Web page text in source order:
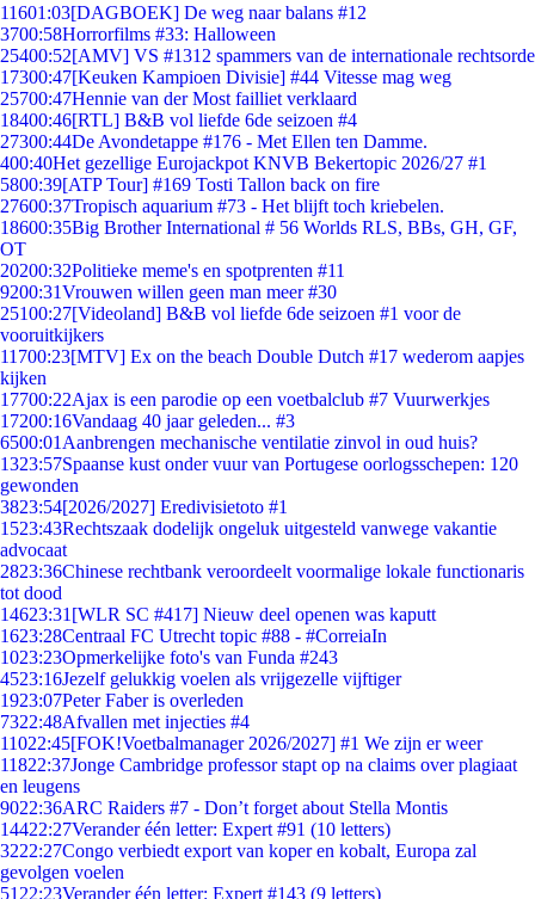
11601:03[DAGBOEK] De weg naar balans #12
3700:58Horrorfilms #33: Halloween
25400:52[AMV] VS #1312 spammers van de internationale rechtsorde
17300:47[Keuken Kampioen Divisie] #44 Vitesse mag weg
25700:47Hennie van der Most failliet verklaard
18400:46[RTL] B&B vol liefde 6de seizoen #4
27300:44De Avondetappe #176 - Met Ellen ten Damme.
400:40Het gezellige Eurojackpot KNVB Bekertopic 2026/27 #1
5800:39[ATP Tour] #169 Tosti Tallon back on fire
27600:37Tropisch aquarium #73 - Het blijft toch kriebelen.
18600:35Big Brother International # 56 Worlds RLS, BBs, GH, GF,
OT
20200:32Politieke meme's en spotprenten #11
9200:31Vrouwen willen geen man meer #30
25100:27[Videoland] B&B vol liefde 6de seizoen #1 voor de
vooruitkijkers
11700:23[MTV] Ex on the beach Double Dutch #17 wederom aapjes
kijken
17700:22Ajax is een parodie op een voetbalclub #7 Vuurwerkjes
17200:16Vandaag 40 jaar geleden... #3
6500:01 Aanbrengen mechanische ventilatie zinvol in oud huis?
1323:57Spaanse kust onder vuur van Portugese oorlogsschepen: 120
gewonden
3823:54[2026/2027] Eredivisietoto #1
1523:43Rechtszaak dodelijk ongeluk uitgesteld vanwege vakantie
advocaat
2823:36Chinese rechtbank veroordeelt voormalige lokale functionaris
tot dood
14623:31 [WLR SC #417] Nieuw deel openen was kaputt
1623:28Centraal FC Utrecht topic #88 - #CorreiaIn
1023:23Opmerkelijke foto's van Funda #243
4523:16Jezelf gelukkig voelen als vrijgezelle vijftiger
1923:07Peter Faber is overleden
7322:48Afvallen met injecties #4
11022:45[FOK!Voetbalmanager 2026/2027] #1 We zijn er weer
11822:37Jonge Cambridge professor stapt op na claims over plagiaat
en leugens
9022:36ARC Raiders #7 - Don’t forget about Stella Montis
14422:27Verander één letter: Expert #91 (10 letters)
3222:27Congo verbiedt export van koper en kobalt, Europa zal
gevolgen voelen
51 22:23Verander één letter: Expert #143 (9 letters)